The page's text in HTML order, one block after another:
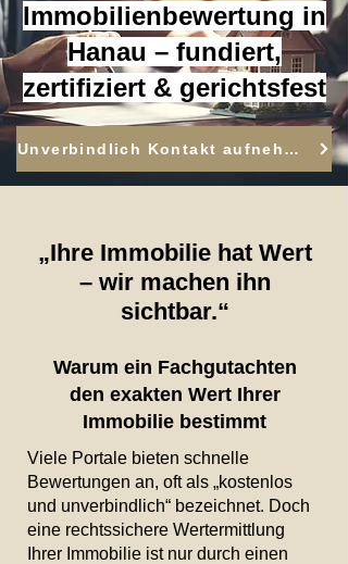
Immobilienbewertung in
Hanau – fundiert,
zertifiziert & gerichtsfest
Unverbindlich Kontakt aufnehmen
„Ihre Immobilie hat Wert
– wir machen ihn
sichtbar.“
Warum ein Fachgutachten
den exakten Wert Ihrer
Immobilie bestimmt
Viele Portale bieten schnelle
Bewertungen an, oft als „kostenlos
und unverbindlich“ bezeichnet. Doch
eine rechtssichere Wertermittlung
Ihrer Immobilie ist nur durch einen